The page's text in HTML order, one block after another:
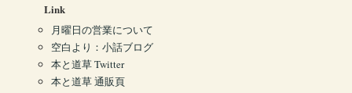
Link
月曜日の営業について
空白より：小話ブログ
本と道草 Twitter
本と道草 通販頁